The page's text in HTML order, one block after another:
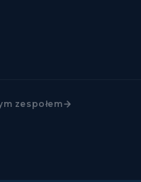
zespołem